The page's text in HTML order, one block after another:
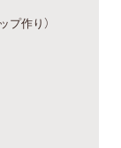
プ作り）